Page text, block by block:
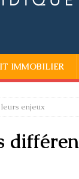
IMMOBILIER
enjeux